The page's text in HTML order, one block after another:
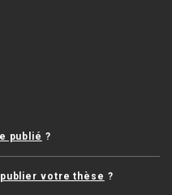
publié ?
votre thèse ?